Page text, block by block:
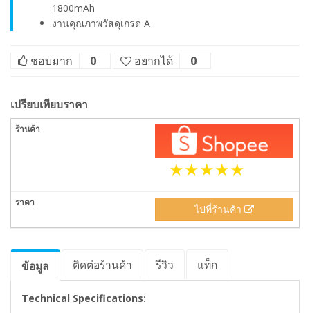
1800mAh
งานคุณภาพวัสดุเกรด A
ชอบมาก 0 อยากได้ 0
เปรียบเทียบราคา
ไปที่ร้านค้า
ข้อมูล ติดต่อร้านค้า รีวิว แท็ก
Technical Specifications: